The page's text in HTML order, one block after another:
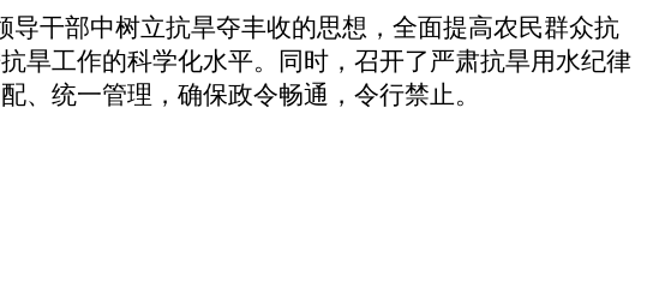
导干部中树立抗旱夺丰收的思想，全面提高农民群众抗
旱工作的科学化水平。同时，召开了严肃抗旱用水纪律
、统一管理，确保政令畅通，令行禁止。